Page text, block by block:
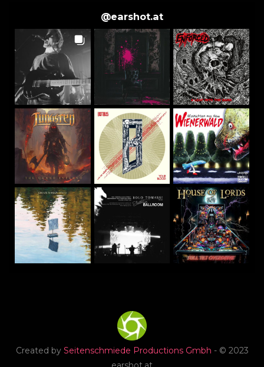
@earshot.at
Created by Seitenschmiede Productions Gmbh - © 2023